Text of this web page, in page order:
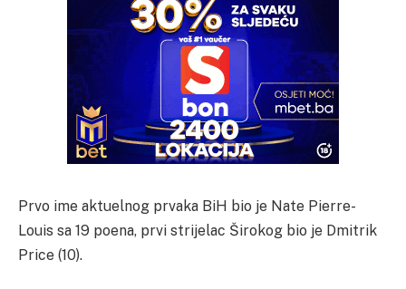
Prvo ime aktuelnog prvaka BiH bio je Nate Pierre-
Louis sa 19 poena, prvi strijelac Širokog bio je Dmitrik
Price (10).